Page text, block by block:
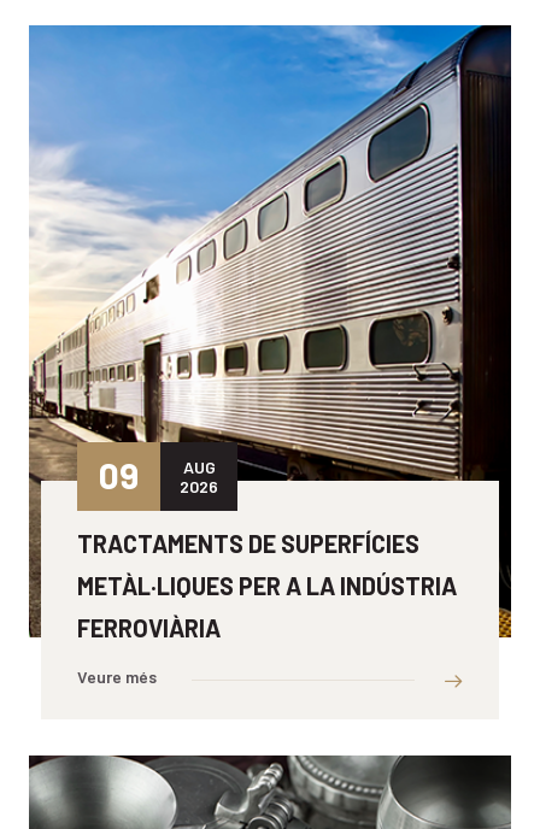
09
AUG
2026
TRACTAMENTS DE SUPERFÍCIES
METÀL·LIQUES PER A LA INDÚSTRIA
FERROVIÀRIA
Veure més